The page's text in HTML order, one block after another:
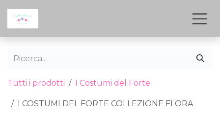
Tutti i prodotti I Costumi del Forte
I COSTUMI DEL FORTE COLLEZIONE FLORA